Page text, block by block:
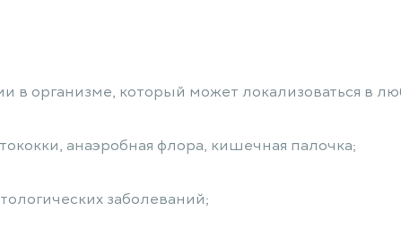
в организме, который может локализоваться в
анаэробная флора, кишечная палочка;
заболеваний;